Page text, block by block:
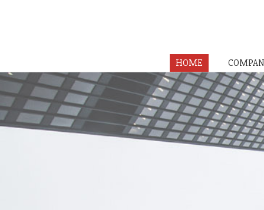
HOME